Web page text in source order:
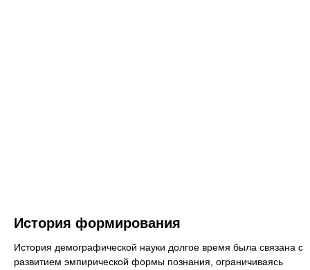
История формирования
История демографической науки долгое время была связана с
развитием эмпирической формы познания, ограничиваясь